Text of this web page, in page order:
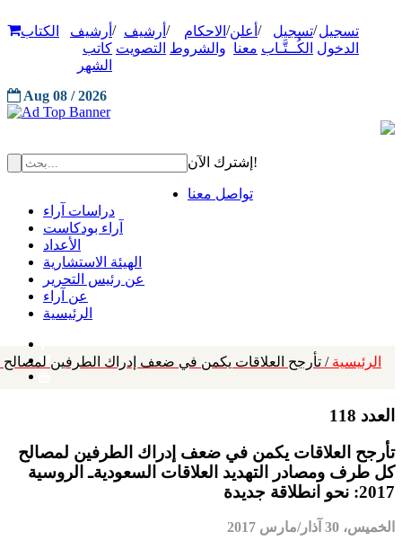
تسجيل
الدخول
/تسجيل
الكُــتَّـاب
/ أعلن
معنا
/ الاحكام
والشروط
/ أرشيف
التصويت
/ أرشيف
كاتب
الشهر
الكتاب
Aug 08 / 2026
إشترك الآن!
تواصل معنا
دراسات آراء
آراء بودكاست
الأعداد
الهيئة الاستشارية
عن رئيس التحرير
عن آراء
الرئيسية
الرئيسية / تأرجح العلاقات يكمن في ضعف إدراك الطرفين لمصالح كل طرف
العدد 118
تأرجح العلاقات يكمن في ضعف إدراك الطرفين لمصالح
كل طرف ومصادر التهديد العلاقات السعوديةـ الروسية
2017: نحو انطلاقة جديدة
الخميس، 30 آذار/مارس 2017